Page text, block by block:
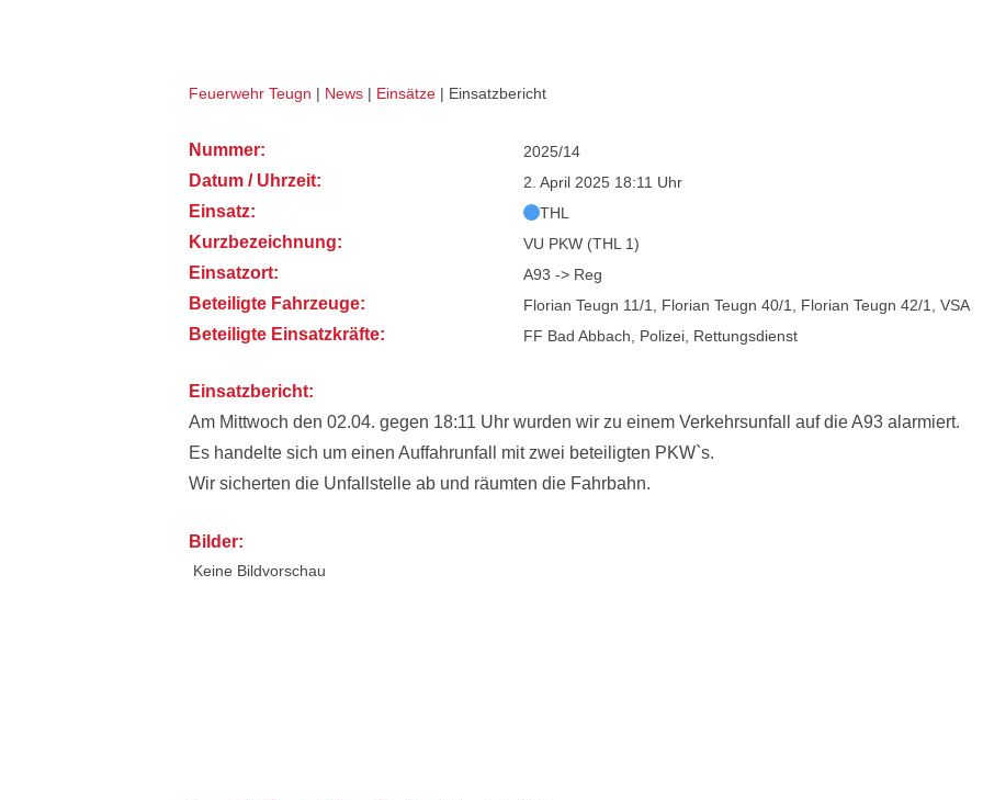
Feuerwehr Teugn | News | Einsätze | Einsatzbericht
Nummer: 2025/14
Datum / Uhrzeit: 2. April 2025 18:11 Uhr
Einsatz: THL
Kurzbezeichnung: VU PKW (THL 1)
Einsatzort: A93 -> Reg
Beteiligte Fahrzeuge: Florian Teugn 11/1, Florian Teugn 40/1, Florian Teugn 42/1, VSA
Beteiligte Einsatzkräfte: FF Bad Abbach, Polizei, Rettungsdienst
Einsatzbericht:
Am Mittwoch den 02.04. gegen 18:11 Uhr wurden wir zu einem Verkehrsunfall auf die A93 alarmiert.
Es handelte sich um einen Auffahrunfall mit zwei beteiligten PKW`s.
Wir sicherten die Unfallstelle ab und räumten die Fahrbahn.
Bilder:
Keine Bildvorschau